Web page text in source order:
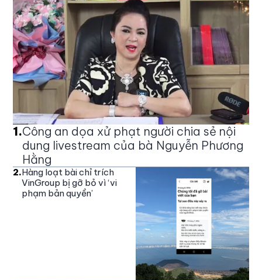
1.Công an dọa xử phạt người chia sẻ nội
dung livestream của bà Nguyễn Phương
Hằng
2.Hàng loạt bài chỉ trích
VinGroup bị gỡ bỏ vì ‘vi
phạm bản quyền’